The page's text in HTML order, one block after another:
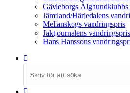
Gävleborgs Älghundklubbs
Jämtland/Härjedalens
Mellanskogs vandringspris
Jaktjournalens vandringspris
Hans Hanssons
Sök
efter: